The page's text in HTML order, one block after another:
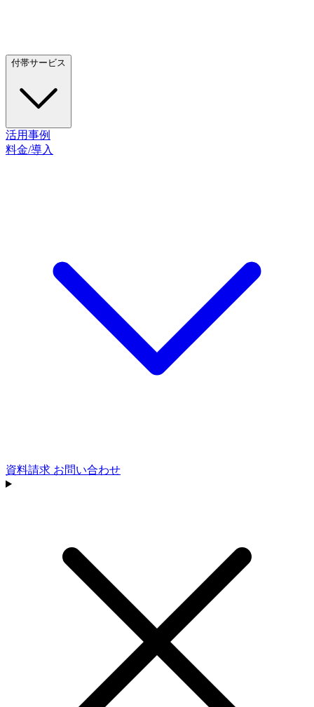
付帯サービス
活用事例
料金/導入
資料請求 お問い合わせ